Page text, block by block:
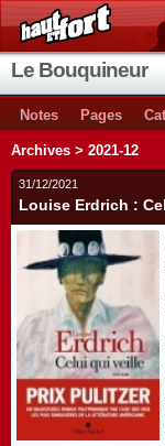
Le Bouquineur
Notes Pages
Archives > 2021-12
31/12/2021
Louise Erdrich :